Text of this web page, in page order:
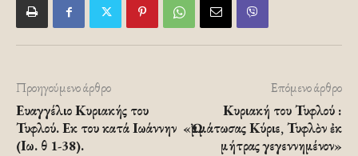
Προηγούμενο άρθρο
Ευαγγέλιο Κυριακής του
Τυφλού. Εκ του κατά Ιωάννην
(Ιω. θ 1-38).
Επόμενο άρθρο
Κυριακή του Τυφλού :
«Ὠμμάτωσας Κύριε, Τυφλὸν ἐκ
μήτρας γεγεννημένον»